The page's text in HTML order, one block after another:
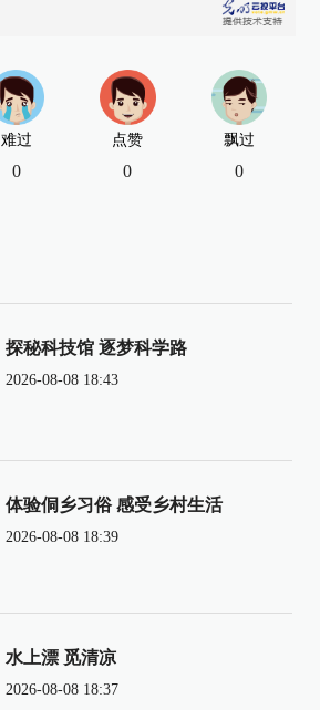
难过
0
点赞
0
飘过
0
探秘科技馆 逐梦科学路
2026-08-08 18:43
体验侗乡习俗 感受乡村生活
2026-08-08 18:39
水上漂 觅清凉
2026-08-08 18:37